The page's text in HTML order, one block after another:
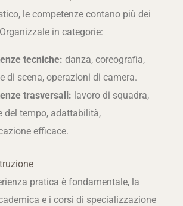
le competenze contano più dei
in categorie:
tecniche: danza, coreografia,
di scena, operazioni di camera.
trasversali: lavoro di squadra,
del tempo, adattabilità,
efficace.
pratica è fondamentale, la
e i corsi di specializzazione